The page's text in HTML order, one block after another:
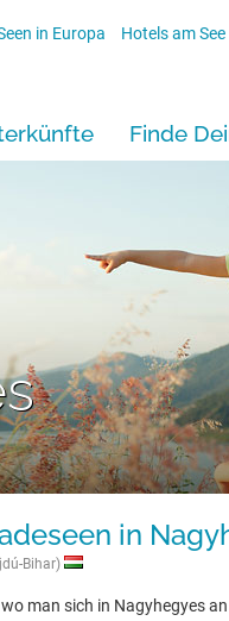
in Europa Hotels am See
Finde
in
Bihar)
man sich in Nagyhegyes